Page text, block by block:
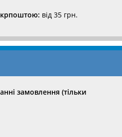
від 35 грн.
замовлення (тільки